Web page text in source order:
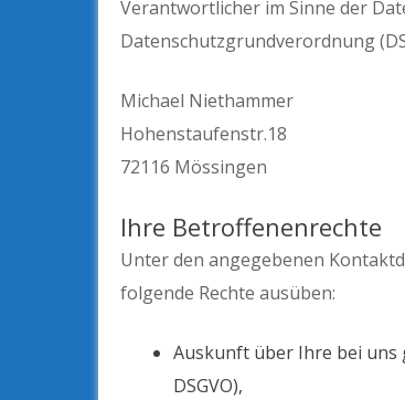
Verantwortlicher im Sinne der
Datenschutzgrundverordnung
Michael Niethammer
Hohenstaufenstr.18
72116 Mössingen
Ihre Betroffenenrechte
Unter den angegebenen
folgende Rechte ausüben:
Auskunft über Ihre bei uns
DSGVO),